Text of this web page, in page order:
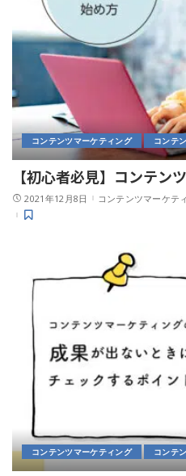
コンテンツマーケティング コンテ
【初心者必見】コンテン
2021年12月8日 コンテンツマーケテ
コンテンツマーケティング コンテ